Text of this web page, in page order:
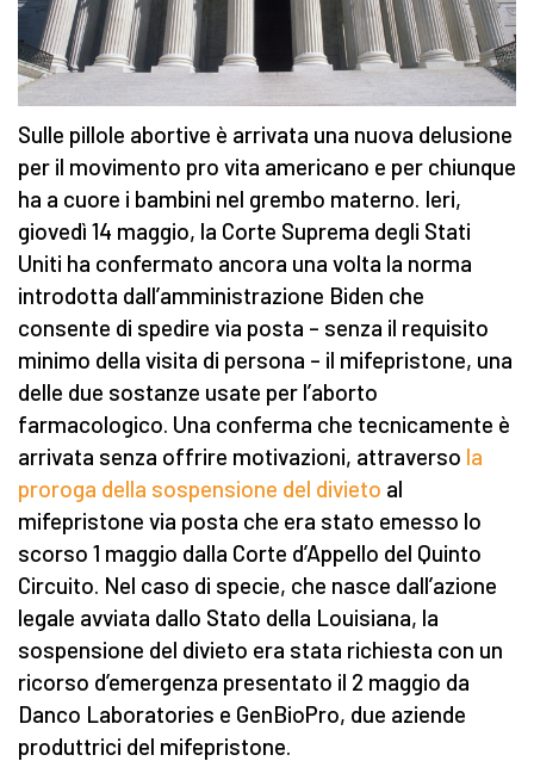
Sulle pillole abortive è arrivata una nuova delusione
per il movimento pro vita americano e per chiunque
ha a cuore i bambini nel grembo materno. Ieri,
giovedì 14 maggio, la Corte Suprema degli Stati
Uniti ha confermato ancora una volta la norma
introdotta dall’amministrazione Biden che
consente di spedire via posta – senza il requisito
minimo della visita di persona – il mifepristone, una
delle due sostanze usate per l’aborto
farmacologico. Una conferma che tecnicamente è
arrivata senza offrire motivazioni, attraverso la
proroga della sospensione del divieto al
mifepristone via posta che era stato emesso lo
scorso 1 maggio dalla Corte d’Appello del Quinto
Circuito. Nel caso di specie, che nasce dall’azione
legale avviata dallo Stato della Louisiana, la
sospensione del divieto era stata richiesta con un
ricorso d’emergenza presentato il 2 maggio da
Danco Laboratories e GenBioPro, due aziende
produttrici del mifepristone.